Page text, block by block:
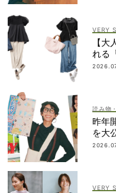
VERY
【
れる
読み物
昨年
を大
戦etc.
VERY